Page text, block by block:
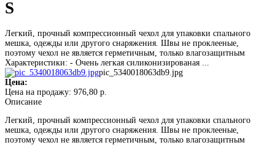
S
Легкий, прочный компрессионный чехол для упаковки спального
мешка, одежды или другого снаряжения. Швы не проклееные,
поэтому чехол не является герметичным, только влагозащитным
Характеристики: - Очень легкая силиконизированая ...
pic_5340018063db9.jpg
Цена:
Цена на продажу: 976,80 р.
Описание
Легкий, прочный компрессионный чехол для упаковки спального
мешка, одежды или другого снаряжения. Швы не проклееные,
поэтому чехол не является герметичным, только влагозащитным